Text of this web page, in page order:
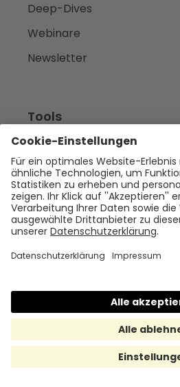
Deep-Dives
Webinare
Newsletter
Tools
Gehalts-Rechner
Stellenanzeigen-Check
Burnout-Check
Benefit-Kommunikation
Fehlzeiten-Kosten-Rechner
Benefit-Rechner
Benefit-Pulse
EqualValue